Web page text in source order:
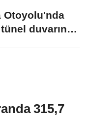
Otoyolu'nda
duvarına
315,7